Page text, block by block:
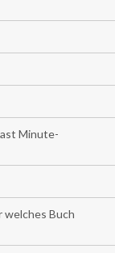
Minute-
welches Buch